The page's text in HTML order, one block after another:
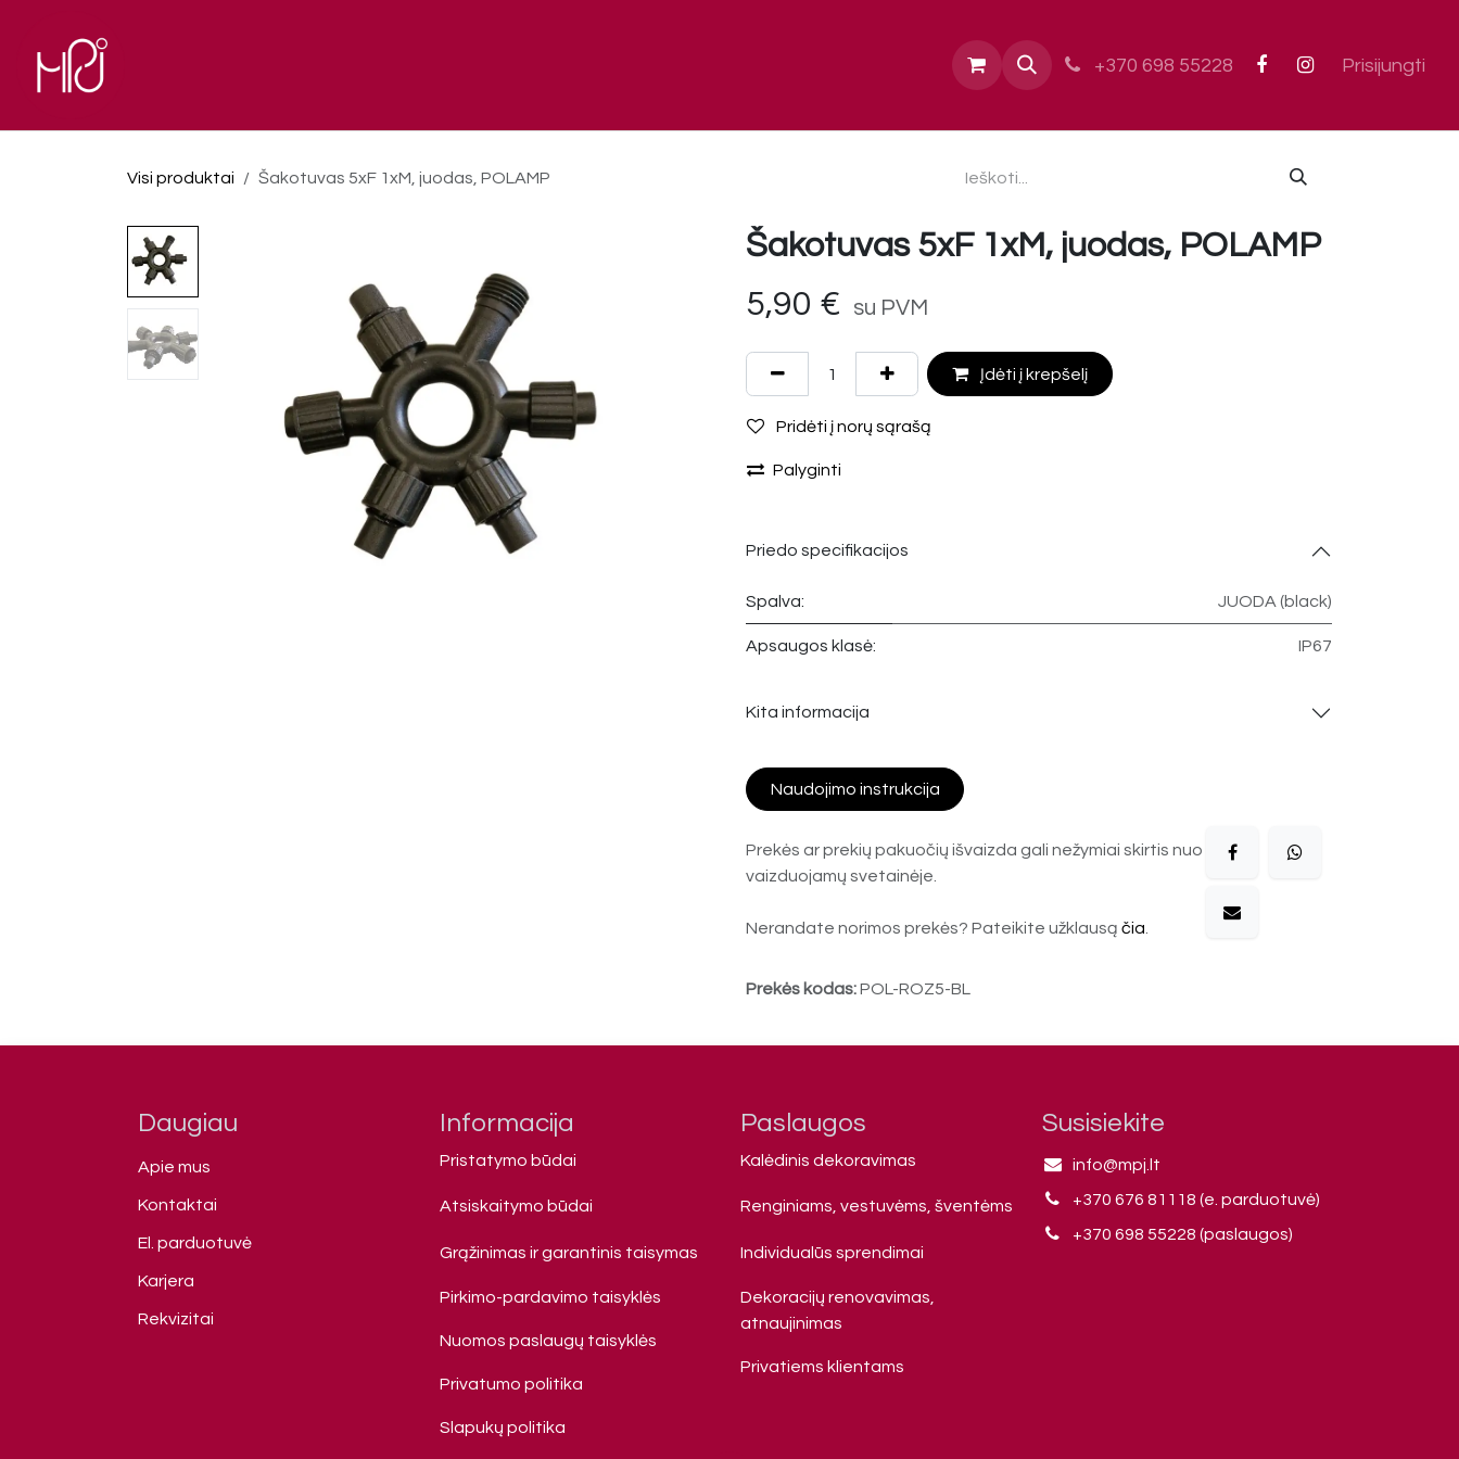
Kontaktai +370 698 55228 Prisijungti
Visi produktai Šakotuvas 5xF 1xM, juodas, POLAMP
Šakotuvas 5xF 1xM, juodas, POLAMP
5,90 € su PVM
Įdėti į krepšelį
Pridėti į norų sąrašą
Palyginti
Priedo specifikacijos
Spalva: JUODA (black)
Apsaugos klasė: IP67
Kita informacija
Naudojimo instrukcija
Prekės ar prekių pakuočių išvaizda gali nežymiai skirtis nuo
vaizduojamų svetainėje.
Nerandate norimos prekės? Pateikite užklausą čia
Prekės kodas:POL-ROZ5-BL
Daugiau
Apie mus
Kontaktai
El. parduotuvė
Karjera
Rekvizitai
Informacija
Pristatymo būdai
Atsiskaitymo būdai
Grąžinimas ir garantinis taisymas
Pirkimo-pardavimo taisyklės
Nuomos paslaugų taisyklės
Privatumo politika
Slapukų politika
Paslaugos
Kalėdinis dekoravimas
Renginiams, vestuvėms, šventėms
Individualūs sprendimai
Dekoracijų renovavimas,
atnaujinimas
Privatiems klienta​ms
Susisiekite
info@mpj.lt
+370 676 81118 (e. parduotuvė)
+370 698 55228 (paslaugos)